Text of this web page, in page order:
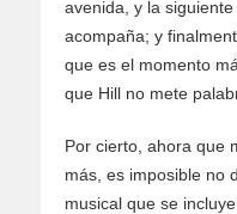
avenida, y la
acompaña; y
que es el momento
que Hill no mete
Por cierto, ahora que
más, es imposible no
musical que se